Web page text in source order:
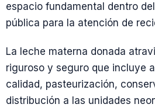
espacio fundamental dentro
pública para la atención de
La leche materna donada
riguroso y seguro que incluye
calidad, pasteurización,
distribución a las unidades